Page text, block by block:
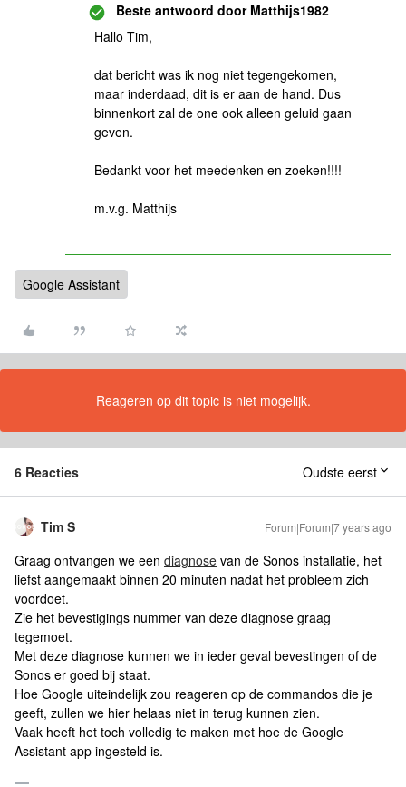
Beste antwoord doorMatthijs1982
Hallo Tim,
dat bericht was ik nog niet tegengekomen,
maar inderdaad, dit is er aan de hand. Dus
binnenkort zal de one ook alleen geluid gaan
geven.
Bedankt voor het meedenken en zoeken!!!!
m.v.g. Matthijs
Google Assistant
Reageren op dit topic is niet mogelijk.
6 Reacties Oudste eerst
Tim S Forum|Forum|7 years ago
Graag ontvangen we een diagnose van de Sonos installatie, het
liefst aangemaakt binnen 20 minuten nadat het probleem zich
voordoet.
Zie het bevestigings nummer van deze diagnose graag
tegemoet.
Met deze diagnose kunnen we in ieder geval bevestingen of de
Sonos er goed bij staat.
Hoe Google uiteindelijk zou reageren op de commandos die je
geeft, zullen we hier helaas niet in terug kunnen zien.
Vaak heeft het toch volledig te maken met hoe de Google
Assistant app ingesteld is.